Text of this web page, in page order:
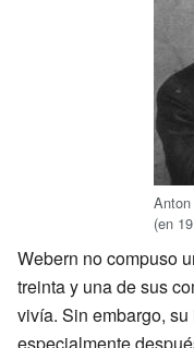
(en
Webern no compuso
treinta y una de sus
vivía. Sin embargo,